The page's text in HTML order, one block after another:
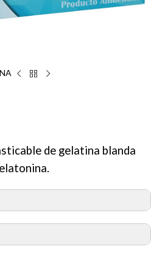
de gelatina blanda